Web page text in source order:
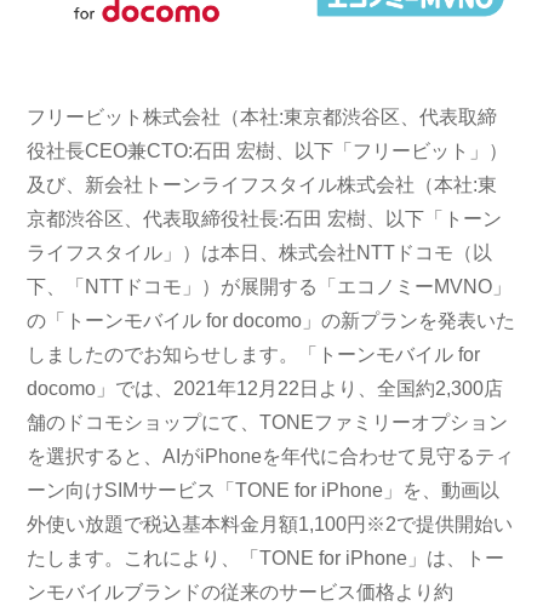
フリービット株式会社（本社:東京都渋谷区、代表取締
役社長CEO兼CTO:石田 宏樹、以下「フリービット」）
及び、新会社トーンライフスタイル株式会社（本社:東
京都渋谷区、代表取締役社長:石田 宏樹、以下「トーン
ライフスタイル」）は本日、株式会社NTTドコモ（以
下、「NTTドコモ」）が展開する「エコノミーMVNO」
の「トーンモバイル for docomo」の新プランを発表いた
しましたのでお知らせします。「トーンモバイル for
docomo」では、2021年12月22日より、全国約2,300店
舗のドコモショップにて、TONEファミリーオプション
を選択すると、AIがiPhoneを年代に合わせて見守るティ
ーン向けSIMサービス「TONE for iPhone」を、動画以
外使い放題で税込基本料金月額1,100円※2で提供開始い
たします。これにより、「TONE for iPhone」は、トー
ンモバイルブランドの従来のサービス価格より約